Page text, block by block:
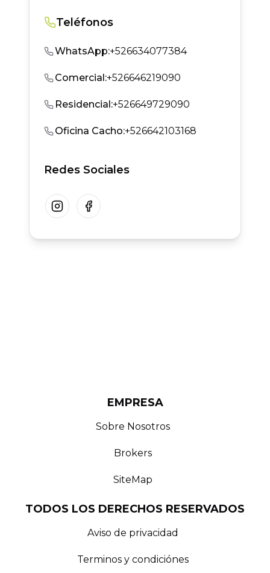
Teléfonos
WhatsApp:+526634077384
Comercial:+526646219090
Residencial:+526649729090
Oficina Cacho:+526642103168
Redes Sociales
InstagramFacebook
EMPRESA
Sobre Nosotros
Brokers
SiteMap
TODOS LOS DERECHOS RESERVADOS
Aviso de privacidad
Terminos y condiciónes